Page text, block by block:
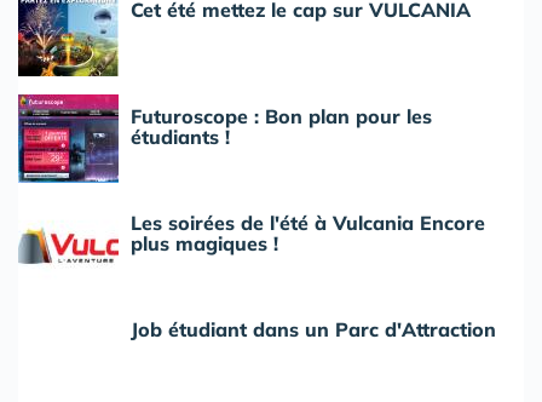
Cet été mettez le cap sur VULCANIA
Futuroscope : Bon plan pour les
étudiants !
Les soirées de l'été à Vulcania Encore
plus magiques !
Job étudiant dans un Parc d'Attraction